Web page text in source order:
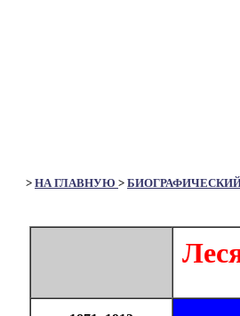
> НА ГЛАВНУЮ >